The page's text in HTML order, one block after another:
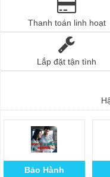
Thanh toán linh hoạt
Lắp đặt tận tình
Bảo Hành